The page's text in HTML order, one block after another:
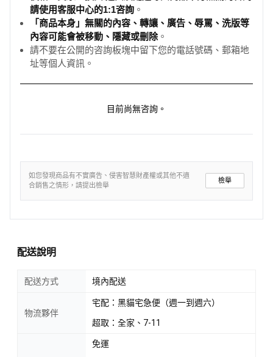
請使用客服中心的1:1咨詢 。
「商品本身」無關的內容、轉讓、廣告、辱罵、洗版等
內容可能會被移動、隱藏或刪除。
請不要在公開的咨詢板塊中留下您的電話號碼、郵箱地
址等個人資訊。
目前尚無咨詢。
如您發現商品有不實廣告、侵害智慧財產權或其他不適
合銷售之情形，請提出檢舉
檢舉
配送說明
配送方式 境內配送
物流夥伴
宅配：黑貓宅急便（週一到週六）
超取：全家、7-11
免運